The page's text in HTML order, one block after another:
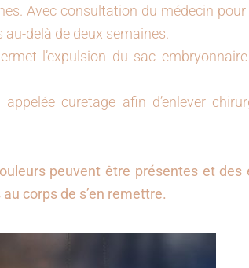
Avec consultation du médecin pour
delà de deux semaines.
l’expulsion du sac
appelée curetage afin d’enlever
peuvent être présentes et des
corps de s’en remettre.